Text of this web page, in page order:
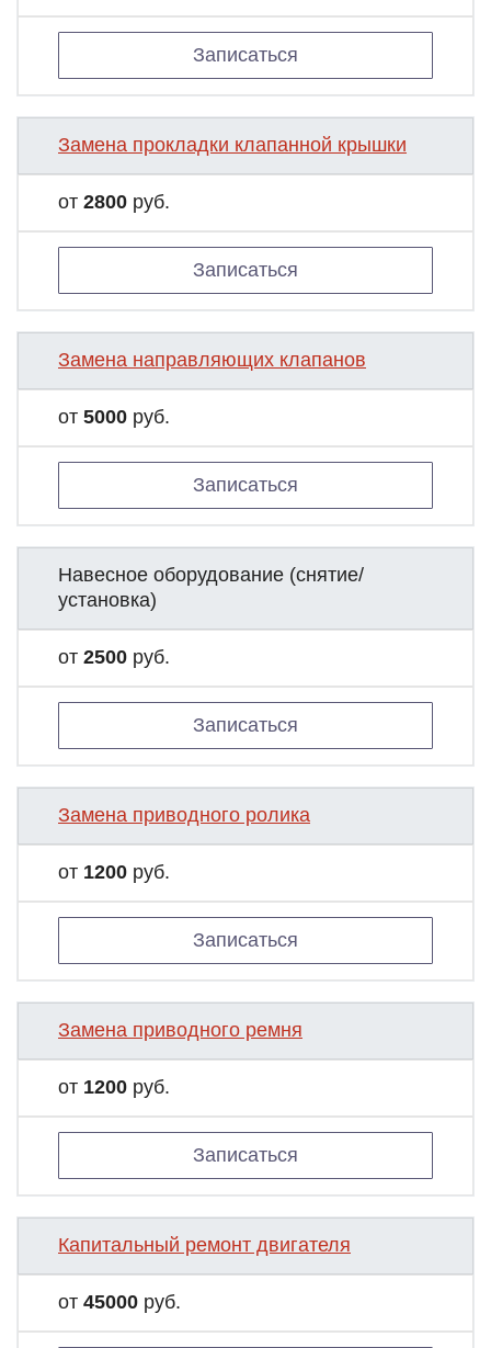
Записаться
Замена прокладки клапанной крышки
от 2800 руб.
Записаться
Замена направляющих клапанов
от 5000 руб.
Записаться
Навесное оборудование (снятие/
установка)
от 2500 руб.
Записаться
Замена приводного ролика
от 1200 руб.
Записаться
Замена приводного ремня
от 1200 руб.
Записаться
Капитальный ремонт двигателя
от 45000 руб.